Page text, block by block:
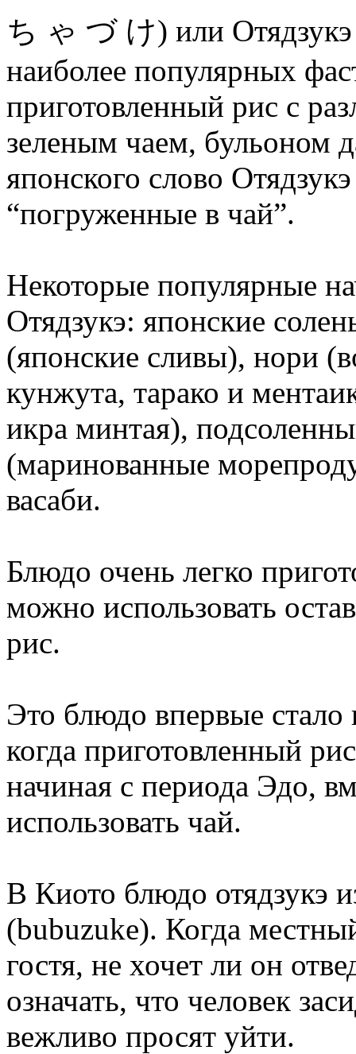
ち ゃ づ け) или
наиболее популярных
приготовленный рис с
зеленым чаем, бульоном
японского слово
“погруженные в чай”.
Некоторые популярные
Отядзукэ: японские
(японские сливы), нори
кунжута, тарако и
икра минтая),
(маринованные
васаби.
Блюдо очень легко
можно использовать
рис.
Это блюдо впервые
когда приготовленный
начиная с периода Эдо,
использовать чай.
В Киото блюдо отядзукэ
(bubuzuke). Когда
гостя, не хочет ли он
означать, что человек
вежливо просят уйти.